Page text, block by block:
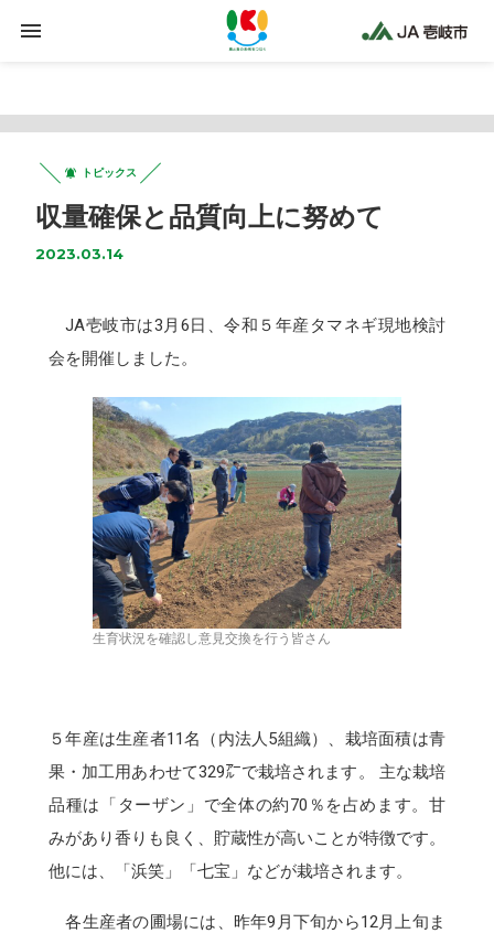
Warning : Trying to access array offset on false in /home/jaiki2021/ja-iki.jp/public_html/wp-
on line425
トピックス
収量確保と品質向上に努めて
2023.03.14
JA壱岐市は3月6日、令和５年産タマネギ現地検討
会を開催しました。
生育状況を確認し意見交換を行う皆さん
５年産は生産者11名（内法人5組織）、栽培面積は青
果・加工用あわせて329㌃で栽培されます。 主な栽培
品種は「ターザン」で全体の約70％を占めます。甘
みがあり香りも良く、貯蔵性が高いことが特徴です。
他には、「浜笑」「七宝」などが栽培されます。
各生産者の圃場には、昨年9月下旬から12月上旬ま